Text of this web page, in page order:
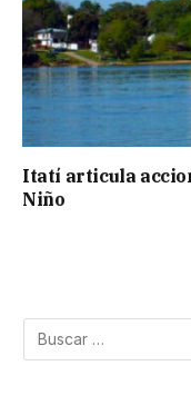
Itatí articula
Niño